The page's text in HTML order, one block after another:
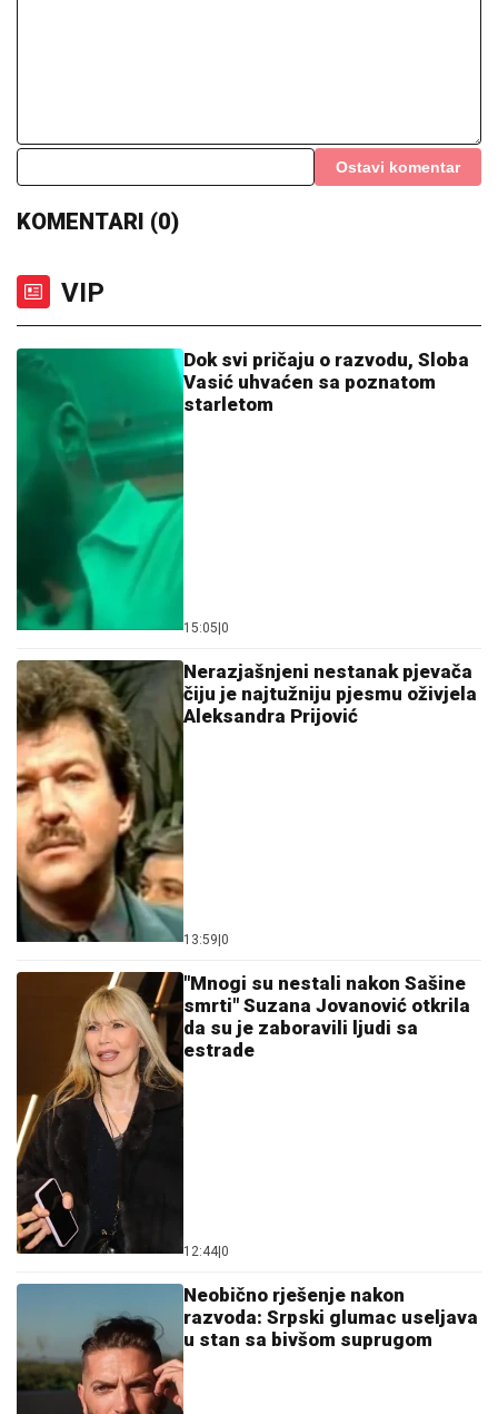
Ostavi komentar
KOMENTARI (0)
VIP
Dok svi pričaju o razvodu, Sloba
Vasić uhvaćen sa poznatom
starletom
15:05 0
Nerazjašnjeni nestanak pjevača
čiju je najtužniju pjesmu oživjela
Aleksandra Prijović
13:59 0
"Mnogi su nestali nakon Sašine
smrti" Suzana Jovanović otkrila
da su je zaboravili ljudi sa
estrade
12:44 0
Neobično rješenje nakon
razvoda: Srpski glumac useljava
u stan sa bivšom suprugom